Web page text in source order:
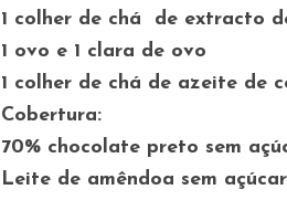
1 colher de chá de extracto
1 ovo e 1 clara de ovo
1 colher de chá de azeite de
Cobertura:
70% chocolate preto sem
Leite de amêndoa sem